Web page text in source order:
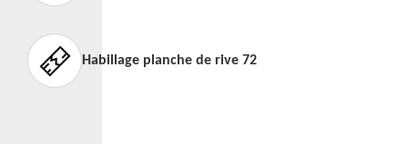
Habillage planche de rive 72